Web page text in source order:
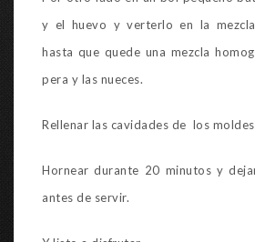
y el huevo y verterlo en la
hasta que quede una mezcla
pera y las nueces.
Rellenar las cavidades de los moldes
Hornear durante 20 minutos y
antes de servir.